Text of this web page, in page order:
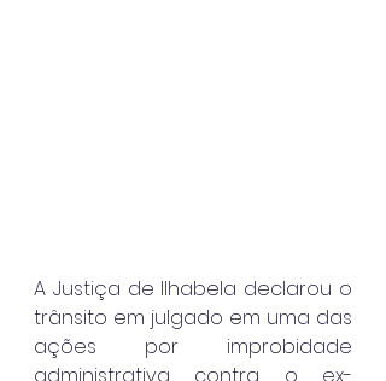
A Justiça de Ilhabela declarou o
trânsito em julgado em uma das
ações por improbidade